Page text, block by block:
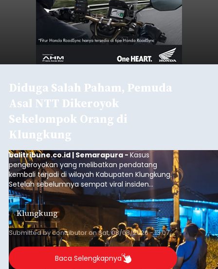
Diduga Salah Paham, Pemuda
Asal NTT Dikeroyok
Sekelompok Orang di
Klungkung
balitribune.co.id | Semarapura -Kasus
pengeroyokan yang melibatkan pendatang
kembali terjadi di wilayah Kabupaten Klungkung.
Setelah sebelumnya sempat viral insiden
keributan di barat Pasar Galiran, peristiwa serupa
kini menimpa seorang pemuda asal Kabupaten
Sumba Barat Daya (SBD), Nusa Tenggara Timur
(NTT).
Klungkung
Submitted bycontributoronSat, 08/08/2026 - 13:07
Baca Selengkapnya